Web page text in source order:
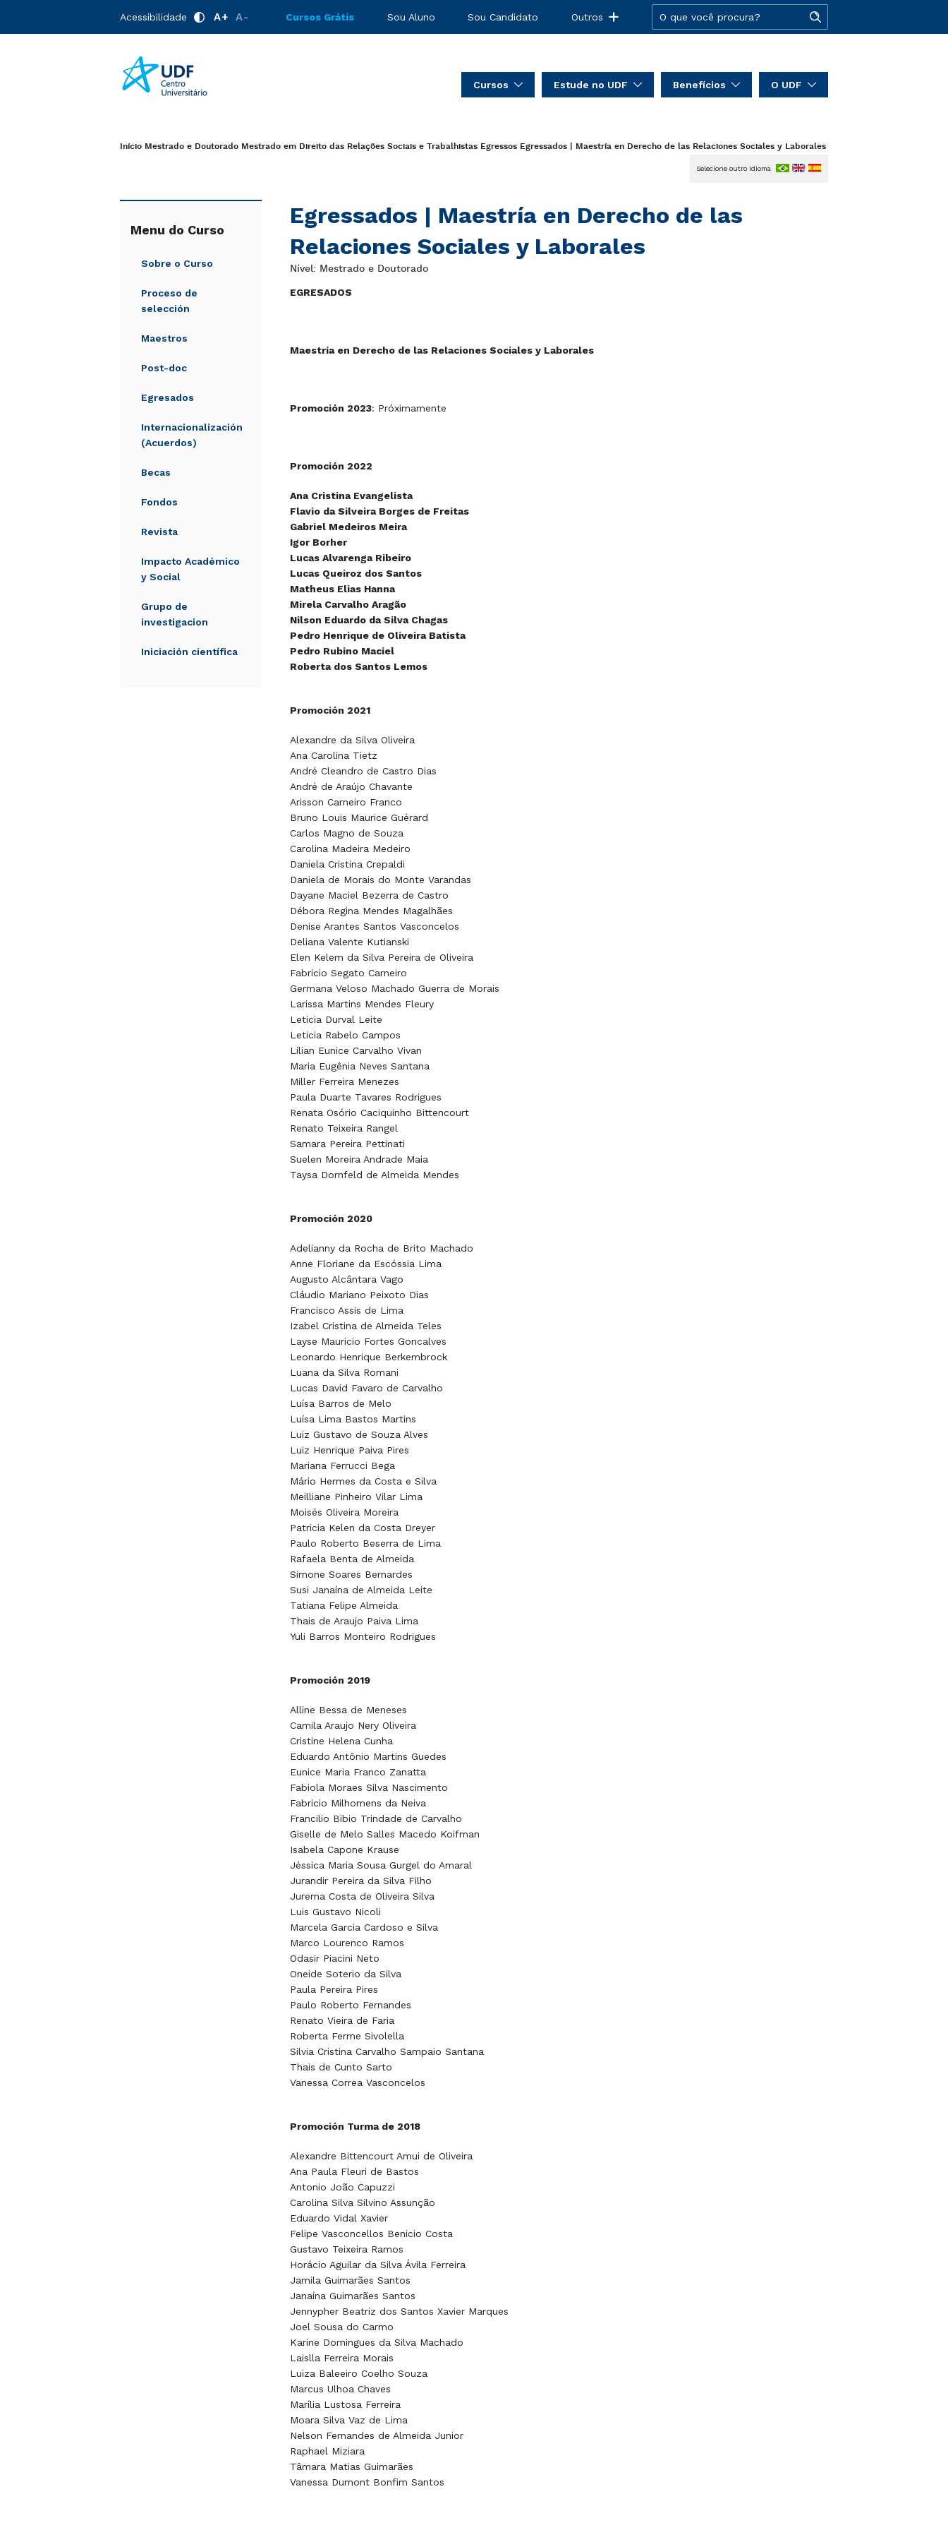
Acessibilidade A+ A- Cursos Grátis Sou Aluno Sou Candidato Outros
Cursos Estude no UDF Benefícios O UDF
Início Mestrado e Doutorado Mestrado em Direito das Relações Sociais e Trabalhistas Egressos Egressados | Maestría en Derecho de las Relaciones Sociales y Laborales
Menu do Curso
Sobre o Curso
Proceso de
selección
Maestros
Post-doc
Egresados
Internacionalización
(Acuerdos)
Becas
Fondos
Revista
Impacto Académico
y Social
Grupo de
investigacion
Iniciación científica
Egressados | Maestría en Derecho de las
Relaciones Sociales y Laborales
Selecione outro idioma
Nível: Mestrado e Doutorado
EGRESADOS
Maestría en Derecho de las Relaciones Sociales y Laborales
Promoción 2023: Próximamente
Promoción 2022
Ana Cristina Evangelista
Flavio da Silveira Borges de Freitas
Gabriel Medeiros Meira
Igor Borher
Lucas Alvarenga Ribeiro
Lucas Queiroz dos Santos
Matheus Elias Hanna
Mirela Carvalho Aragão
Nilson Eduardo da Silva Chagas
Pedro Henrique de Oliveira Batista
Pedro Rubino Maciel
Roberta dos Santos Lemos
Promoción 2021
Alexandre da Silva Oliveira
Ana Carolina Tietz
André Cleandro de Castro Dias
André de Araújo Chavante
Arisson Carneiro Franco
Bruno Louis Maurice Guérard
Carlos Magno de Souza
Carolina Madeira Medeiro
Daniela Cristina Crepaldi
Daniela de Morais do Monte Varandas
Dayane Maciel Bezerra de Castro
Débora Regina Mendes Magalhães
Denise Arantes Santos Vasconcelos
Deliana Valente Kutianski
Elen Kelem da Silva Pereira de Oliveira
Fabricio Segato Carneiro
Germana Veloso Machado Guerra de Morais
Larissa Martins Mendes Fleury
Leticia Durval Leite
Leticia Rabelo Campos
Lílian Eunice Carvalho Vivan
Maria Eugênia Neves Santana
Miller Ferreira Menezes
Paula Duarte Tavares Rodrigues
Renata Osório Caciquinho Bittencourt
Renato Teixeira Rangel
Samara Pereira Pettinati
Suelen Moreira Andrade Maia
Taysa Dornfeld de Almeida Mendes
Promoción 2020
Adelianny da Rocha de Brito Machado
Anne Floriane da Escóssia Lima
Augusto Alcântara Vago
Cláudio Mariano Peixoto Dias
Francisco Assis de Lima
Izabel Cristina de Almeida Teles
Layse Mauricio Fortes Goncalves
Leonardo Henrique Berkembrock
Luana da Silva Romani
Lucas David Favaro de Carvalho
Luísa Barros de Melo
Luísa Lima Bastos Martins
Luiz Gustavo de Souza Alves
Luiz Henrique Paiva Pires
Mariana Ferrucci Bega
Mário Hermes da Costa e Silva
Meilliane Pinheiro Vilar Lima
Moisés Oliveira Moreira
Patricia Kelen da Costa Dreyer
Paulo Roberto Beserra de Lima
Rafaela Benta de Almeida
Simone Soares Bernardes
Susi Janaína de Almeida Leite
Tatiana Felipe Almeida
Thais de Araujo Paiva Lima
Yuli Barros Monteiro Rodrigues
Promoción 2019
Alline Bessa de Meneses
Camila Araujo Nery Oliveira
Cristine Helena Cunha
Eduardo Antônio Martins Guedes
Eunice Maria Franco Zanatta
Fabiola Moraes Silva Nascimento
Fabricio Milhomens da Neiva
Francilio Bibio Trindade de Carvalho
Giselle de Melo Salles Macedo Koifman
Isabela Capone Krause
Jéssica Maria Sousa Gurgel do Amaral
Jurandir Pereira da Silva Filho
Jurema Costa de Oliveira Silva
Luis Gustavo Nicoli
Marcela Garcia Cardoso e Silva
Marco Lourenco Ramos
Odasir Piacini Neto
Oneide Soterio da Silva
Paula Pereira Pires
Paulo Roberto Fernandes
Renato Vieira de Faria
Roberta Ferme Sivolella
Silvia Cristina Carvalho Sampaio Santana
Thais de Cunto Sarto
Vanessa Correa Vasconcelos
Promoción Turma de 2018
Alexandre Bittencourt Amui de Oliveira
Ana Paula Fleuri de Bastos
Antonio João Capuzzi
Carolina Silva Silvino Assunção
Eduardo Vidal Xavier
Felipe Vasconcellos Benicio Costa
Gustavo Teixeira Ramos
Horácio Aguilar da Silva Ávila Ferreira
Jamila Guimarães Santos
Janaína Guimarães Santos
Jennypher Beatriz dos Santos Xavier Marques
Joel Sousa do Carmo
Karine Domingues da Silva Machado
Laislla Ferreira Morais
Luiza Baleeiro Coelho Souza
Marcus Ulhoa Chaves
Marília Lustosa Ferreira
Moara Silva Vaz de Lima
Nelson Fernandes de Almeida Junior
Raphael Miziara
Tâmara Matias Guimarães
Vanessa Dumont Bonfim Santos